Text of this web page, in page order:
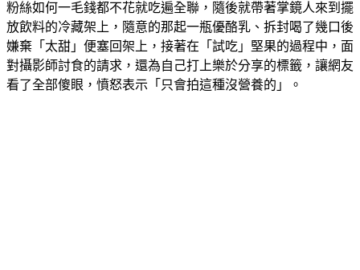
從上傳的畫面中可以看到，詹姆士在影片的開頭就強調，要教
粉絲如何一毛錢都不花就吃遍全聯，隨後就帶著掌鏡人來到擺
放飲料的冷藏架上，隨意的那起一瓶優酪乳、拆封喝了幾口後
嫌棄「太甜」便塞回架上，接著在「試吃」堅果的過程中，面
對攝影師討食的請求，還為自己打上樂於分享的標籤，讓網友